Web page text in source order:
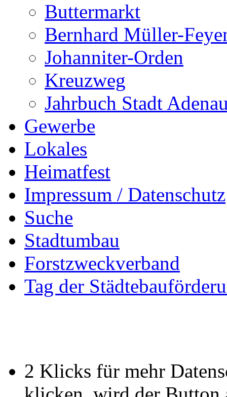
Buttermarkt
Bernhard Müller-
Johanniter-Orden
Kreuzweg
Jahrbuch Stadt
Gewerbe
Lokales
Heimatfest
Impressum / Datenschutz
Suche
Stadtumbau
Forstzweckverband
Tag der
2 Klicks für mehr